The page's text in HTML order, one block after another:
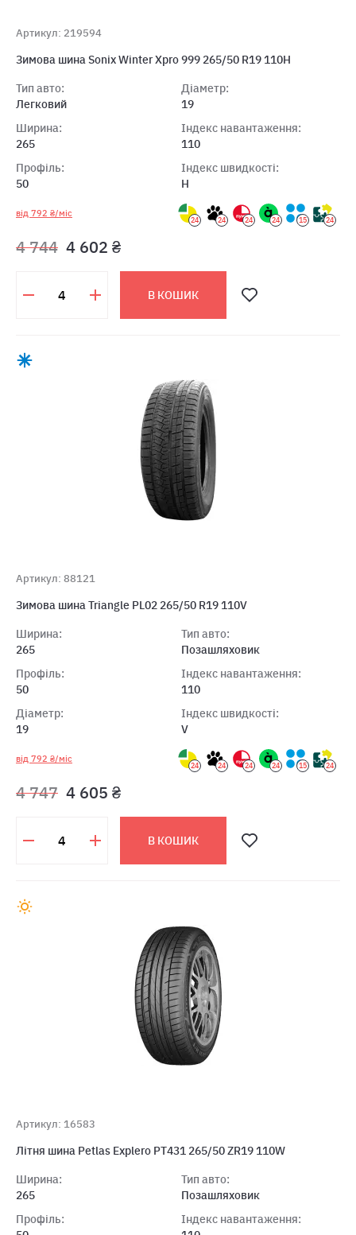
Артикул: 219594
Зимова шина Sonix Winter Xpro 999 265/50 R19 110H
Тип авто:
Легковий
Ширина:
265
Профіль:
50
Діаметр:
19
Індекс навантаження:
110
Індекс швидкості:
H
від 792 ₴/міс
24 24 24 24 15 24
4 744 4 602 ₴
В КОШИК
Артикул: 88121
Зимова шина Triangle PL02 265/50 R19 110V
Ширина:
265
Профіль:
50
Діаметр:
19
Тип авто:
Позашляховик
Індекс навантаження:
110
Індекс швидкості:
V
від 792 ₴/міс
24 24 24 24 15 24
4 747 4 605 ₴
В КОШИК
Артикул: 16583
Літня шина Petlas Explero PT431 265/50 ZR19 110W
Ширина:
265
Профіль:
Тип авто:
Позашляховик
Індекс навантаження: